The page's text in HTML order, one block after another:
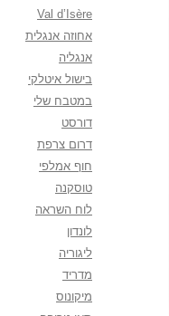
Val d’Isère
אחוזה אנגלית
אנגליה
בישול איטלקי
במטבח שלי
דורסט
דרום צרפת
חוף אמלפי
טוסקנה
לוח השראה
לונדון
ליגוריה
מדריד
מיקונוס